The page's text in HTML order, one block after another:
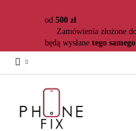
Darmowa
od 500 zł
Zamówienia złożone
będą wysłane tego